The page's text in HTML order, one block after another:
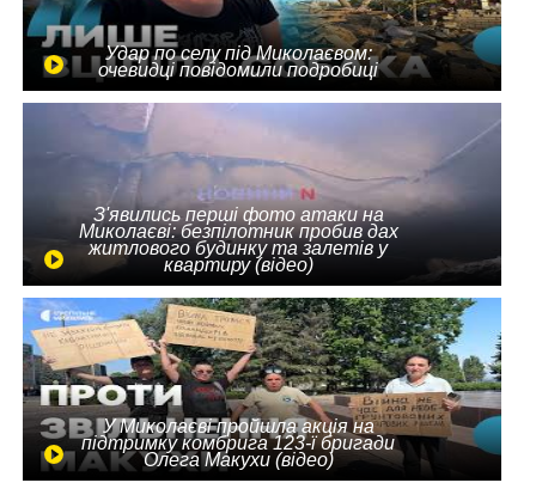
Удар по селу під Миколаєвом:
очевидці повідомили подробиці
З'явились перші фото атаки на
Миколаєві: безпілотник пробив дах
житлового будинку та залетів у
квартиру (відео)
У Миколаєві пройшла акція на
підтримку комбрига 123-ї бригади
Олега Макухи (відео)